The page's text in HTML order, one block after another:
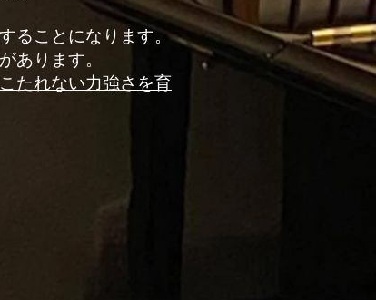
ることになります。
あります。
たれない力強さを育